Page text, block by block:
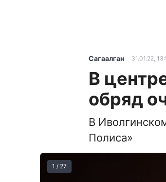
Сагаалган 31.01.22,
В
обряд
В
Полиса»
1 / 27